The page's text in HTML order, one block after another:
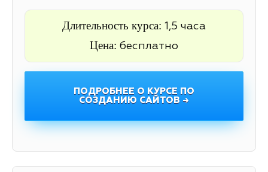
Длительность курса: 1,5 часа
Цена: бесплатно
ПОДРОБНЕЕ О КУРСЕ ПО
СОЗДАНИЮ САЙТОВ →